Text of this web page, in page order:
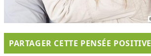
PARTAGER CETTE PENSÉE POSITIVE